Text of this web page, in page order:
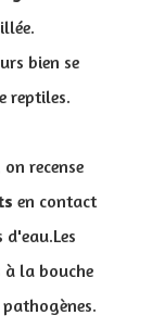
bien se
reptiles.
recense
en contact
à la bouche